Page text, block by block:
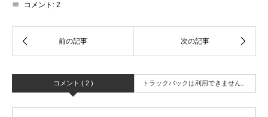
コメント: 2
コメント ( 2 ) トラックバックは利用できません。